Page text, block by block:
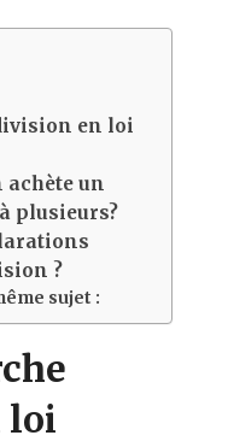
en loi
achète un
plusieurs?
?
sujet :
loi